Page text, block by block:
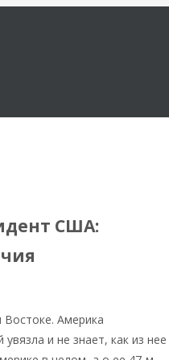
США:
Америка
и не знает, как из нее